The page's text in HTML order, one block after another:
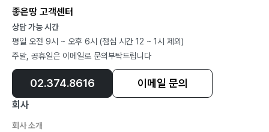
좋은땅 고객센터
상담 가능 시간
평일 오전 9시 ~ 오후 6시 (점심 시간 12 ~ 1시 제외)
주말, 공휴일은 이메일로 문의부탁드립니다
02.374.8616 이메일 문의
회사
회사 소개